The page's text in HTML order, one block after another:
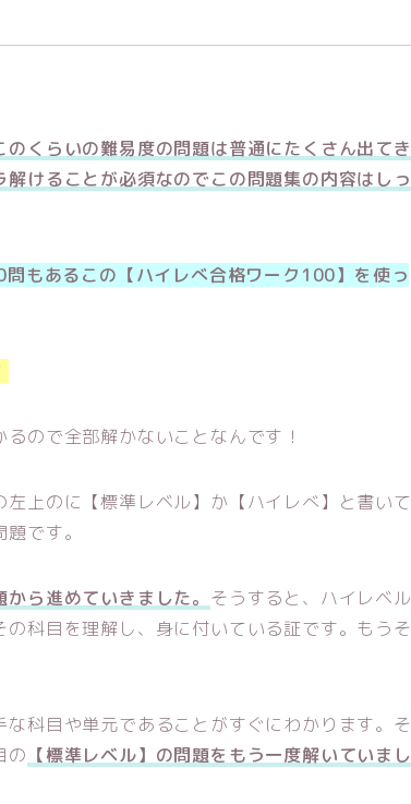
くらいの難易度の問題は普通にたくさん出てき
けることが必須なのでこの問題集の内容はしっ
もあるこの【ハイレべ合格ワーク100】を使っ
ので全部解かないことなんです！
上のに【標準レベル】か【ハイレべ】と書いて
です。
ら進めていきました。 そうすると、ハイレベル
科目を理解し、身に付いている証です。もうそ
な科目や単元であることがすぐにわかります。そ
の 【標準レベル】の問題をもう一度解いていまし